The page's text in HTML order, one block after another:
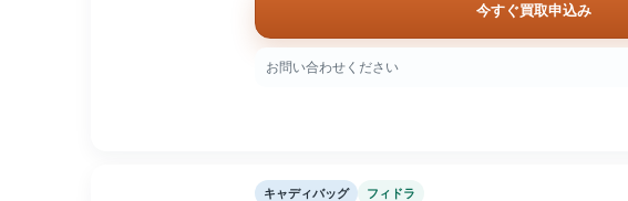
今すぐ買取申込み
お問い合わせください
キャディバッグ フィドラ